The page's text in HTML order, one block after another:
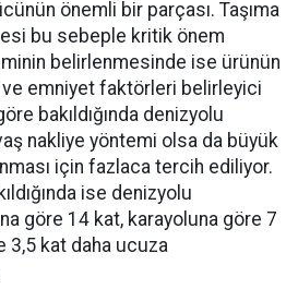
önemli bir parçası. Taşıma
bu sebeple kritik önem
belirlenmesinde ise ürünün
ve emniyet faktörleri belirleyici
bakıldığında denizyolu
nakliye yöntemi olsa da büyük
için fazlaca tercih ediliyor.
ise denizyolu
göre 14 kat, karayoluna göre 7
3,5 kat daha ucuza